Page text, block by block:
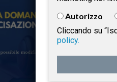
a pronunciarsi
domanda
alla luce
anni sul
Autorizzo
Cliccando su
policy.